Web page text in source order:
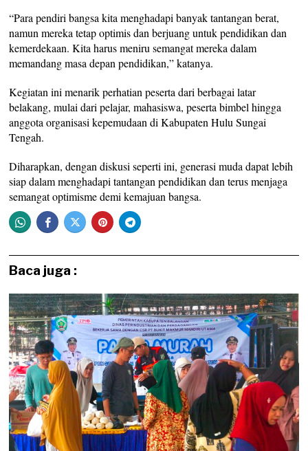
“Para pendiri bangsa kita menghadapi banyak tantangan berat,
namun mereka tetap optimis dan berjuang untuk pendidikan dan
kemerdekaan. Kita harus meniru semangat mereka dalam
memandang masa depan pendidikan,” katanya.
Kegiatan ini menarik perhatian peserta dari berbagai latar
belakang, mulai dari pelajar, mahasiswa, peserta bimbel hingga
anggota organisasi kepemudaan di Kabupaten Hulu Sungai
Tengah.
Diharapkan, dengan diskusi seperti ini, generasi muda dapat lebih
siap dalam menghadapi tantangan pendidikan dan terus menjaga
semangat optimisme demi kemajuan bangsa.
Baca juga :